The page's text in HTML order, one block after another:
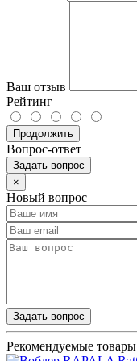
Ваш отзыв
Рейтинг
Продолжить
Вопрос-ответ
Задать вопрос
×
Новый вопрос
Задать вопрос
Рекомендуемые товары